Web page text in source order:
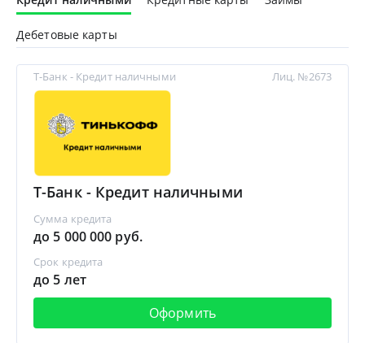
Дебетовые карты
Т-Банк - Кредит наличными
Т-Банк - Кредит наличными
Сумма кредита
до 5 000 000 руб.
Срок кредита
до 5 лет
Оформить
Лиц. №2673